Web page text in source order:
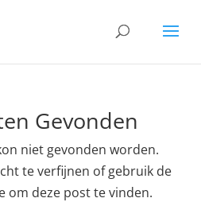
Gevonden
niet gevonden worden.
te verfijnen of gebruik de
om deze post te vinden.